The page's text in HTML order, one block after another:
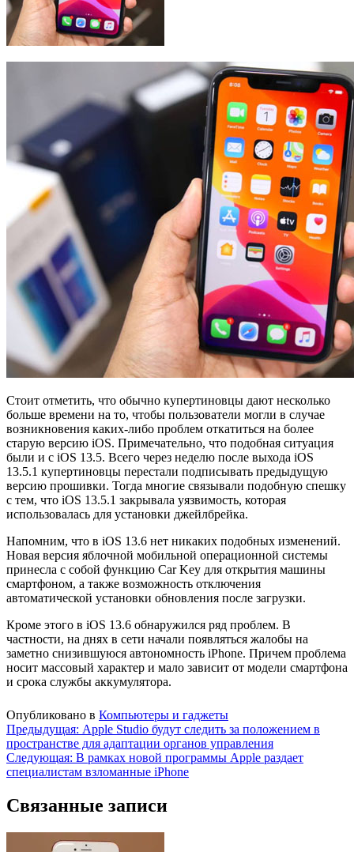
Стоит отметить, что обычно купертиновцы дают несколько
больше времени на то, чтобы пользователи могли в случае
возникновения каких-либо проблем откатиться на более
старую версию iOS. Примечательно, что подобная ситуация
были и с iOS 13.5. Всего через неделю после выхода iOS
13.5.1 купертиновцы перестали подписывать предыдущую
версию прошивки. Тогда многие связывали подобную спешку
с тем, что iOS 13.5.1 закрывала уязвимость, которая
использовалась для установки джейлбрейка.
Напомним, что в iOS 13.6 нет никаких подобных изменений.
Новая версия яблочной мобильной операционной системы
принесла с собой функцию Car Key для открытия машины
смартфоном, а также возможность отключения
автоматической установки обновления после загрузки.
Кроме этого в iOS 13.6 обнаружился ряд проблем. В
частности, на днях в сети начали появляться жалобы на
заметно снизившуюся автономность iPhone. Причем проблема
носит массовый характер и мало зависит от модели смартфона
и срока службы аккумулятора.
Опубликовано в Компьютеры и гаджеты
Навигация
по
записям
Предыдущая: Apple Studio будут следить за положением в
пространстве для адаптации органов управления
Следующая: В рамках новой программы Apple раздает
специалистам взломанные iPhone
Связанные записи